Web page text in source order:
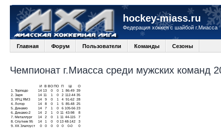
hockey-miass.ru
Федерация хоккея с шайбой г.Миасса
Главная Форум Пользователи Команды Сезоны
Чемпионат г.Миасса среди мужских команд
И В ВО ПО П
О
1.
Торпедо 14 13 0 0 1 86-49 39
2. Заря 14 11 1 0 2 112-44 35
3. УРЦ ЯМЗ 14 9 0 1 4 91-62 28
4. Лотор 14 8 0 1 5 85-48 25
5.
Динамо 14 7 1 0 6 105-56 23
6.
Динамо-2 14 2 1 0 11 43-98
8
7.
Металлург 14 2 0 1 11 44-115
7
8. Спутник 95 14 1 0 0 13 48-142
3
9. ХК Златоуст 0 0 0 0 0 0-0 0